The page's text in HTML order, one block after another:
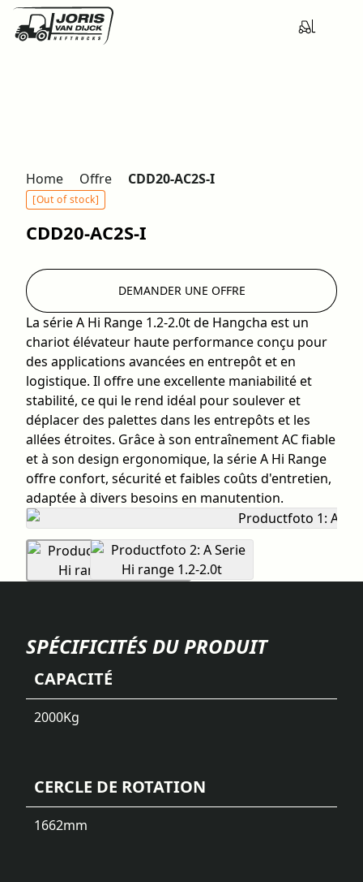
Home Offre CDD20-AC2S-I
[Out of stock]
CDD20-AC2S-I
La série A Hi Range 1.2-2.0t de Hangcha est un
chariot élévateur haute performance conçu pour
des applications avancées en entrepôt et en
logistique. Il offre une excellente maniabilité et
stabilité, ce qui le rend idéal pour soulever et
déplacer des palettes dans les entrepôts et les
allées étroites. Grâce à son entraînement AC fiable
et à son design ergonomique, la série A Hi Range
offre confort, sécurité et faibles coûts d'entretien,
adaptée à divers besoins en manutention.
DEMANDER UNE OFFRE
SPÉCIFICITÉS DU PRODUIT
CAPACITÉ
2000Kg
CERCLE DE ROTATION
1662mm